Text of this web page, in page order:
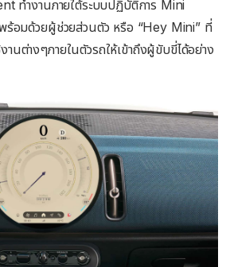
ทำงานภายใต้ระบบปฏิบัติการ Mini
อมด้วยผู้ช่วยส่วนตัว หรือ “Hey Mini” ที่
นต่างๆภายในตัวรถให้เข้าถึงผู้ขับขี่ได้อย่าง